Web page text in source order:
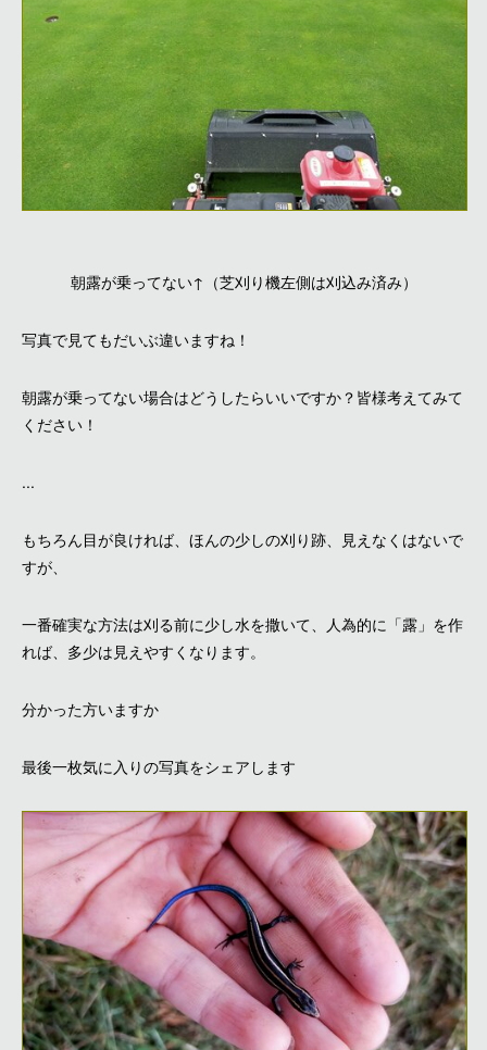
朝露が乗ってない↑（芝刈り機左側は刈込み済み）
写真で見てもだいぶ違いますね！
朝露が乗ってない場合はどうしたらいいですか？皆様考えてみて
ください！
...
もちろん目が良ければ、ほんの少しの刈り跡、見えなくはないで
すが、
一番確実な方法は刈る前に少し水を撒いて、人為的に「露」を作
れば、多少は見えやすくなります。
分かった方いますか
最後一枚気に入りの写真をシェアします